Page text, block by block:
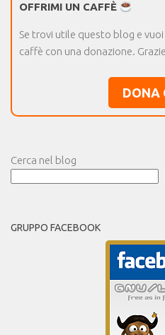
OFFRIMI UN CAFFÈ
Se trovi utile questo blog e
caffè con una donazione.
DONA
Cerca nel blog
GRUPPO FACEBOOK